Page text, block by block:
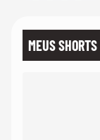
MEUS SHORTS